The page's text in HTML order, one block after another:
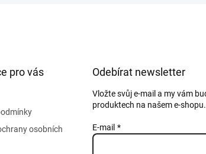
pro vás
osobních
Odebírat newsletter
Vložte svůj e-mail a my vám
produktech na našem e-shopu.
E-mail